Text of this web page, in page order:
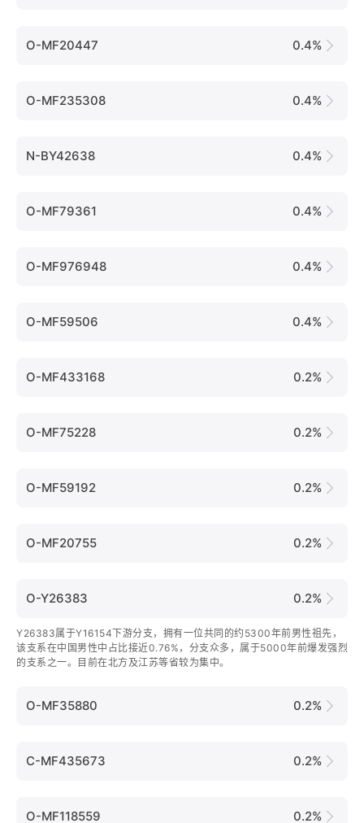
O-MF20447 0.4%
O-MF235308 0.4%
N-BY42638 0.4%
O-MF79361 0.4%
O-MF976948 0.4%
O-MF59506 0.4%
O-MF433168 0.2%
O-MF75228 0.2%
O-MF59192 0.2%
O-MF20755 0.2%
O-Y26383 0.2%
Y26383属于Y16154下游分支，拥有一位共同的约5300年前男性祖先，
该支系在中国男性中占比接近0.76%，分支众多，属于5000年前爆发强烈
的支系之一。目前在北方及江苏等省较为集中。
O-MF35880 0.2%
C-MF435673 0.2%
O-MF118559 0.2%